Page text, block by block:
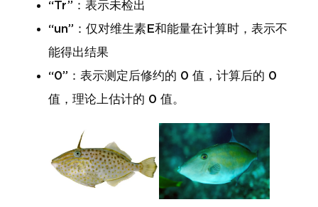
“Tr”：表示未检出
“un”：仅对维生素E和能量在计算时，表示不
能得出结果
“0”：表示测定后修约的 0 值，计算后的 0
值，理论上估计的 0 值。